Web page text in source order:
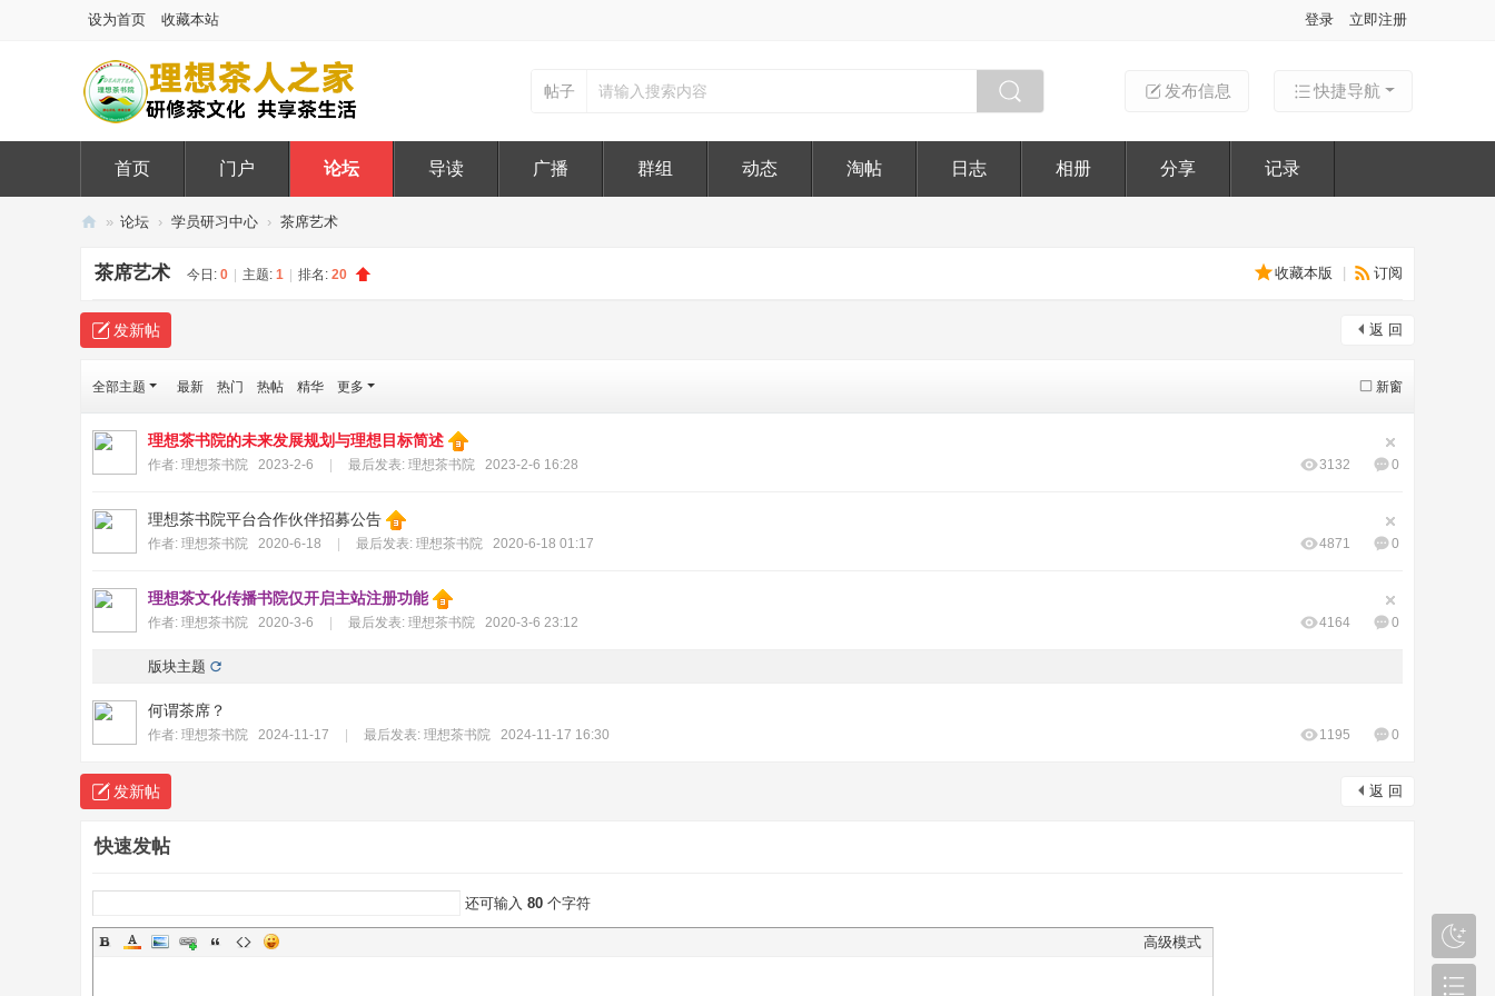
设为首页 收藏本站 登录 立即注册
快捷导航
发布信息
帖子
首页 门户 论坛 导读 广播 群组 动态 淘帖 日志 相册 分享 记录
排行榜
想
茶
人
之
家
» 论坛 › 学员研习中心 › 茶席艺术
收藏本版 订阅
茶席艺术 今日: 0 主题: 1 排名: 20
返 回
发新帖
新窗
全部主题 最新 热门 热帖 精华 更多
理想茶书院的未来发展规划与理想目标简述
作者: 理想茶书院 2023-2-6 最后发表: 理想茶书院 2023-2-6 16:28 0
3132
理想茶书院平台合作伙伴招募公告
作者: 理想茶书院 2020-6-18 最后发表: 理想茶书院 2020-6-18 01:17 0
4871
理想茶文化传播书院仅开启主站注册功能
作者: 理想茶书院 2020-3-6 最后发表: 理想茶书院 2020-3-6 23:12 0
4164
版块主题
何谓茶席？
作者: 理想茶书院 2024-11-17 最后发表: 理想茶书院 2024-11-17 16:30 0
1195
返 回
发新帖
快速发帖
还可输入 80 个字符
高级模式